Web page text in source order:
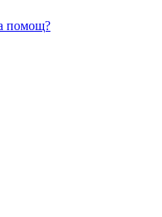
помощ?